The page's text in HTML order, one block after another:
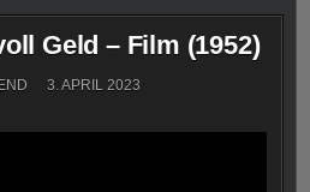
Geld – Film (1952)
3. APRIL 2023